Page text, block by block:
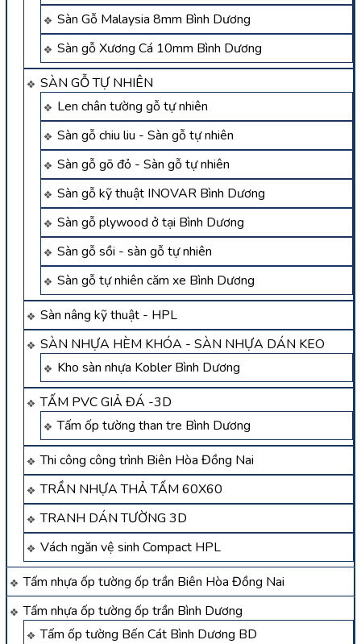
Sàn Gỗ Malaysia 8mm Bình Dương
Sàn gỗ Xương Cá 10mm Bình Dương
SÀN GỖ TỰ NHIÊN
Len chân tường gỗ tự nhiên
Sàn gỗ chiu liu - Sàn gỗ tự nhiên
Sàn gỗ gõ đỏ - Sàn gỗ tự nhiên
Sàn gỗ kỹ thuật INOVAR Bình Dương
Sàn gỗ plywood ở tại Bình Dương
Sàn gỗ sồi - sàn gỗ tự nhiên
Sàn gỗ tự nhiên căm xe Bình Dương
Sàn nâng kỹ thuật - HPL
SÀN NHỰA HÈM KHÓA - SÀN NHỰA DÁN KEO
Kho sàn nhựa Kobler Bình Dương
TẤM PVC GIẢ ĐÁ -3D
Tấm ốp tường than tre Bình Dương
Thi công công trình Biên Hòa Đồng Nai
TRẦN NHỰA THẢ TẤM 60X60
TRANH DÁN TƯỜNG 3D
Vách ngăn vệ sinh Compact HPL
Tấm nhựa ốp tường ốp trần Biên Hòa Đồng Nai
Tấm nhựa ốp tường ốp trần Bình Dương
Tấm ốp tường Bến Cát Bình Dương BD